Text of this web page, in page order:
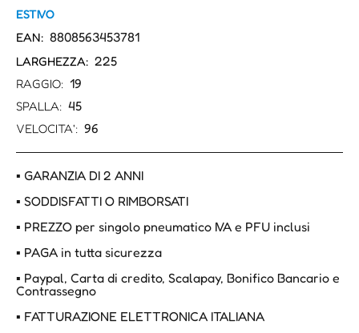
ESTIVO
EAN: 8808563453781
LARGHEZZA: 225
RAGGIO: 19
SPALLA: 45
VELOCITA': 96
▪ GARANZIA DI 2 ANNI
▪ SODDISFATTI O RIMBORSATI
▪ PREZZO per singolo pneumatico IVA e PFU inclusi
▪ PAGA in tutta sicurezza
▪ Paypal, Carta di credito, Scalapay, Bonifico Bancario e
Contrassegno
▪ FATTURAZIONE ELETTRONICA ITALIANA